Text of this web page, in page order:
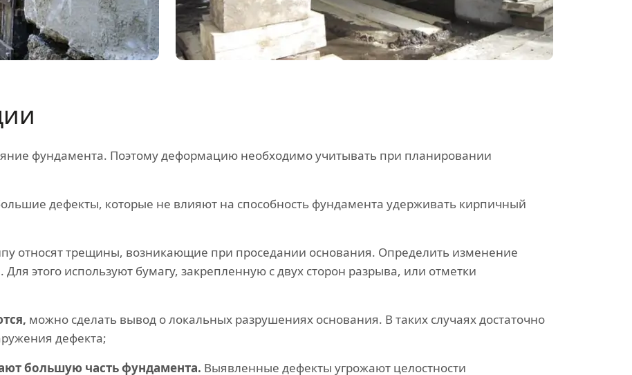
фундамента. Поэтому деформацию необходимо учитывать при планировании
дефекты, которые не влияют на способность фундамента удерживать кирпичный
относят трещины, возникающие при проседании основания. Определить изменение
этого используют бумагу, закрепленную с двух сторон разрыва, или отметки
можно сделать вывод о локальных разрушениях основания. В таких случаях достаточно
дефекта;
большую часть фундамента. Выявленные дефекты угрожают целостности